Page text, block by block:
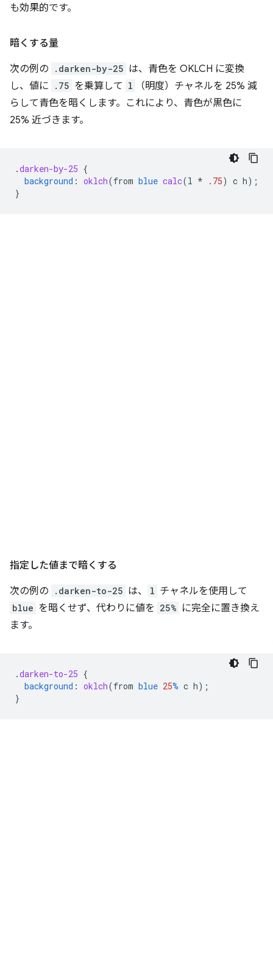
も効果的です。
暗くする量
次の例の .darken-by-25 は、青色を OKLCH に変換
し、値に
.75 を乗算して l
（明度）チャネルを 25% 減
らして青色を暗くします。これにより、青色が黒色に
25% 近づきます。
.darken-by-25 {
background : oklch(from blue calc(l * .75) c h);
}
指定した値まで暗くする
次の例の .darken-to-25 は、 l チャネルを使用して
blue を暗くせず、代わりに値を 25% に完全に置き換え
ます。
.darken-to-25 {
background : oklch(from blue 25% c h);
}